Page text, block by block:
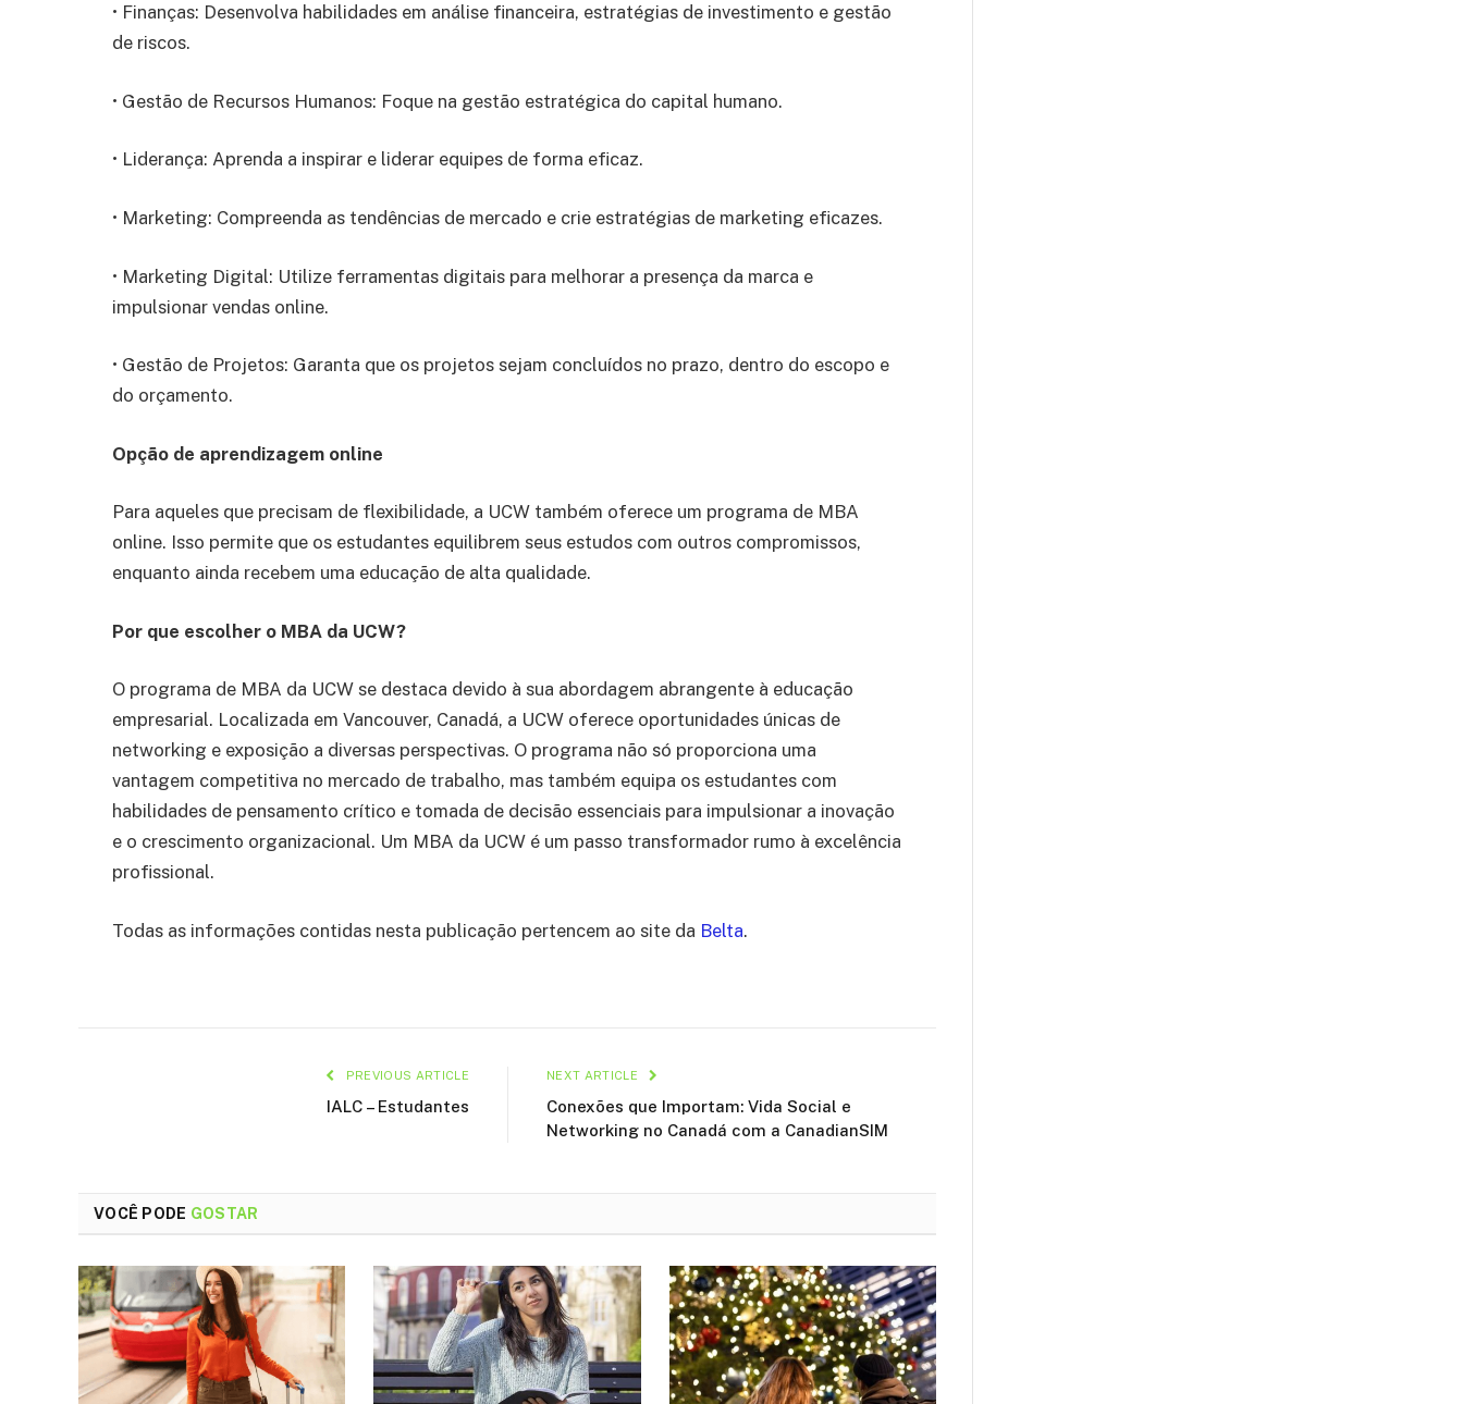
• Finanças: Desenvolva habilidades em análise financeira, estratégias de investimento e gestão
de riscos.
• Gestão de Recursos Humanos: Foque na gestão estratégica do capital humano.
• Liderança: Aprenda a inspirar e liderar equipes de forma eficaz.
• Marketing: Compreenda as tendências de mercado e crie estratégias de marketing eficazes.
• Marketing Digital: Utilize ferramentas digitais para melhorar a presença da marca e
impulsionar vendas online.
• Gestão de Projetos: Garanta que os projetos sejam concluídos no prazo, dentro do escopo e
do orçamento.
Opção de aprendizagem online
Para aqueles que precisam de flexibilidade, a UCW também oferece um programa de MBA
online. Isso permite que os estudantes equilibrem seus estudos com outros compromissos,
enquanto ainda recebem uma educação de alta qualidade.
Por que escolher o MBA da UCW?
O programa de MBA da UCW se destaca devido à sua abordagem abrangente à educação
empresarial. Localizada em Vancouver, Canadá, a UCW oferece oportunidades únicas de
networking e exposição a diversas perspectivas. O programa não só proporciona uma
vantagem competitiva no mercado de trabalho, mas também equipa os estudantes com
habilidades de pensamento crítico e tomada de decisão essenciais para impulsionar a inovação
e o crescimento organizacional. Um MBA da UCW é um passo transformador rumo à excelência
profissional.
Todas as informações contidas nesta publicação pertencem ao site da Belta.
PREVIOUS ARTICLE
IALC – Estudantes
NEXT ARTICLE
Conexões que Importam: Vida Social e
Networking no Canadá com a CanadianSIM
VOCÊ PODE GOSTAR